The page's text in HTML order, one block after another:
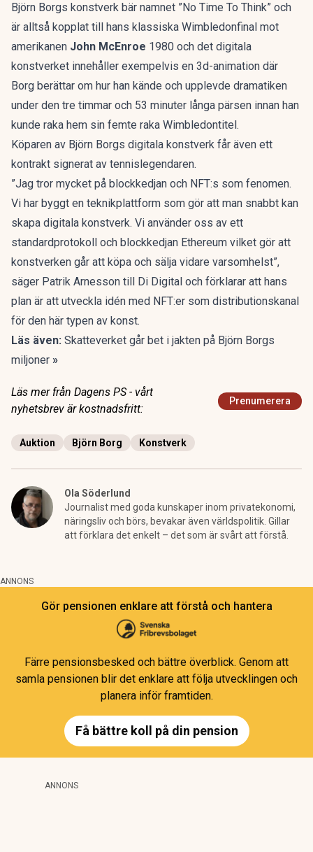
Björn Borgs konstverk bär namnet ”No Time To Think” och
är alltså kopplat till hans klassiska Wimbledonfinal mot
amerikanen John McEnroe 1980 och det digitala
konstverket innehåller exempelvis en 3d-animation där
Borg berättar om hur han kände och upplevde dramatiken
under den tre timmar och 53 minuter långa pärsen innan han
kunde raka hem sin femte raka Wimbledontitel.
Köparen av Björn Borgs digitala konstverk får även ett
kontrakt signerat av tennislegendaren.
”Jag tror mycket på blockkedjan och NFT:s som fenomen.
Vi har byggt en teknikplattform som gör att man snabbt kan
skapa digitala konstverk. Vi använder oss av ett
standardprotokoll och blockkedjan Ethereum vilket gör att
konstverken går att köpa och sälja vidare varsomhelst”,
säger Patrik Arnesson till Di Digital och förklarar att hans
plan är att utveckla idén med NFT:er som distributionskanal
för den här typen av konst.
Läs även: Skatteverket går bet i jakten på Björn Borgs
miljoner »
Läs mer från Dagens PS - vårt
nyhetsbrev är kostnadsfritt:
Prenumerera
Auktion Björn Borg Konstverk
Ola Söderlund
Journalist med goda kunskaper inom privatekonomi,
näringsliv och börs, bevakar även världspolitik. Gillar
att förklara det enkelt – det som är svårt att förstå.
ANNONS
Gör pensionen enklare att förstå och hantera
Färre pensionsbesked och bättre överblick. Genom att
samla pensionen blir det enklare att följa utvecklingen och
planera inför framtiden.
Få bättre koll på din pension
ANNONS